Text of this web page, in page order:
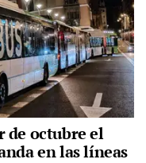
de octubre el
en las líneas